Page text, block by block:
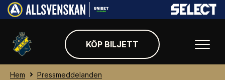
KÖP BILJETT
Hem Pressmeddelanden